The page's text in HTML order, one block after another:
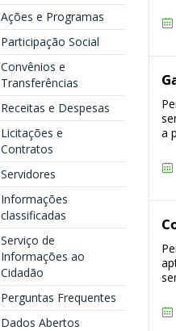
Ações e Programas
Participação Social
Convênios e
Transferências
Receitas e Despesas
Licitações e
Contratos
Servidores
Informações
classificadas
Serviço de
Informações ao
Cidadão
Perguntas Frequentes
Dados Abertos
a